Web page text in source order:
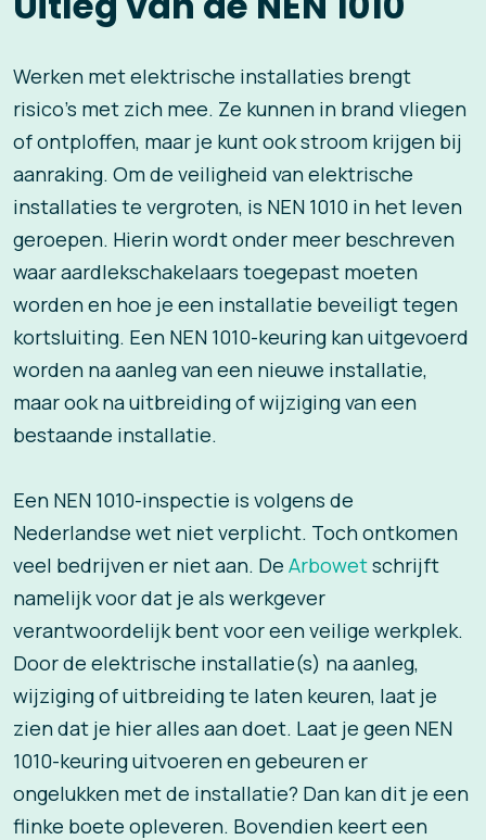
Werken met elektrische installaties brengt
risico’s met zich mee. Ze kunnen in brand vliegen
of ontploffen, maar je kunt ook stroom krijgen bij
aanraking. Om de veiligheid van elektrische
installaties te vergroten, is NEN 1010 in het leven
geroepen. Hierin wordt onder meer beschreven
waar aardlekschakelaars toegepast moeten
worden en hoe je een installatie beveiligt tegen
kortsluiting. Een NEN 1010-keuring kan uitgevoerd
worden na aanleg van een nieuwe installatie,
maar ook na uitbreiding of wijziging van een
bestaande installatie.
Een NEN 1010-inspectie is volgens de
Nederlandse wet niet verplicht. Toch ontkomen
veel bedrijven er niet aan. De Arbowetschrijft
namelijk voor dat je als werkgever
verantwoordelijk bent voor een veilige werkplek.
Door de elektrische installatie(s) na aanleg,
wijziging of uitbreiding te laten keuren, laat je
zien dat je hier alles aan doet. Laat je geen NEN
1010-keuring uitvoeren en gebeuren er
ongelukken met de installatie? Dan kan dit je een
flinke boete opleveren. Bovendien keert een